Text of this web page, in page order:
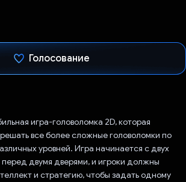
Голосование
игра-головоломка 2D, которая
все более сложные головоломки по
уровней. Игра начинается с двух
двумя дверями, и игроки должны
и стратегию, чтобы задать одному